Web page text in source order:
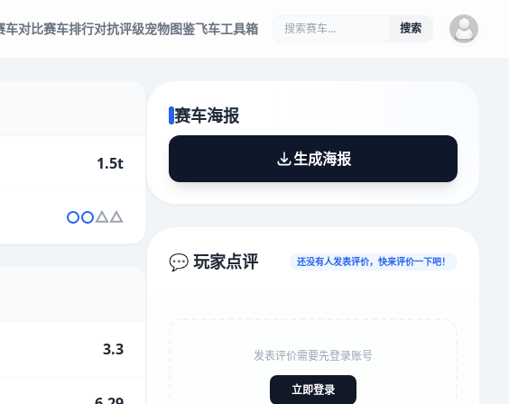
车对比赛车排行对抗评级宠物图鉴飞车工具箱 搜索
1.5t
3.3
赛车海报
生成海报
💬 玩家点评 还没有人发表评价，快来评价一下吧！
发表评价需要先登录账号
立即登录